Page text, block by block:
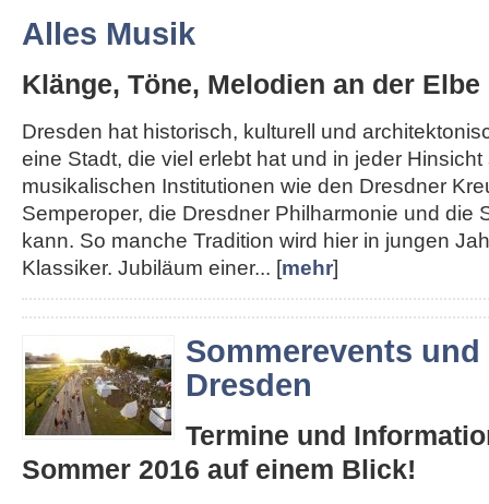
Alles Musik
Klänge, Töne, Melodien an der Elbe
Dresden hat historisch, kulturell und
eine Stadt, die viel erlebt hat und in jeder
musikalischen Institutionen wie den Dresdner
Semperoper, die Dresdner Philharmonie und die
kann. So manche Tradition wird hier in jungen
Klassiker. Jubiläum einer... [mehr]
Sommerevents
Dresden
Termine und
Sommer 2016 auf einem Blick!